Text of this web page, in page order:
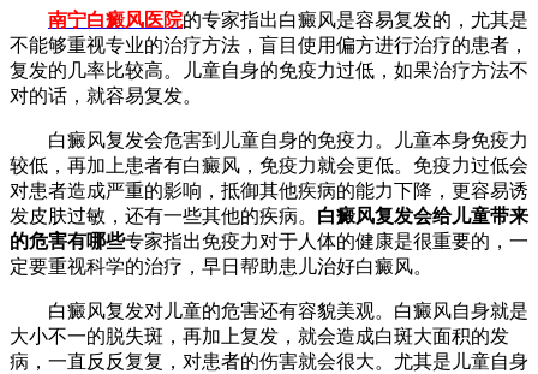
南宁白癜风医院的专家指出白癜风是容易复发的，尤其是
不能够重视专业的治疗方法，盲目使用偏方进行治疗的患者，
复发的几率比较高。儿童自身的免疫力过低，如果治疗方法不
对的话，就容易复发。
白癜风复发会危害到儿童自身的免疫力。儿童本身免疫力
较低，再加上患者有白癜风，免疫力就会更低。免疫力过低会
对患者造成严重的影响，抵御其他疾病的能力下降，更容易诱
发皮肤过敏，还有一些其他的疾病。 白癜风复发会给儿童带来
的危害有哪些专家指出免疫力对于人体的健康是很重要的，一
定要重视科学的治疗，早日帮助患儿治好白癜风。
白癜风复发对儿童的危害还有容貌美观。白癜风自身就是
大小不一的脱失斑，再加上复发，就会造成白斑大面积的发
病，一直反反复复，对患者的伤害就会很大。尤其是儿童自身